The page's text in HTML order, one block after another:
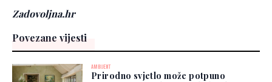
Zadovoljna.hr
Povezane vijesti
AMBIJENT
Prirodno svjetlo može potpuno